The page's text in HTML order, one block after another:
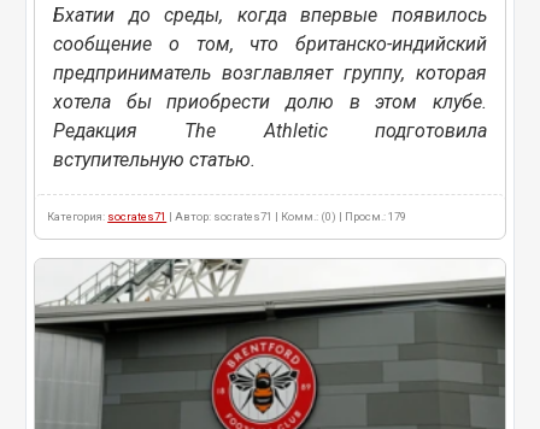
Бхатии до среды, когда впервые появилось
сообщение о том, что британско-индийский
предприниматель возглавляет группу, которая
хотела бы приобрести долю в этом клубе.
Редакция The Athletic подготовила
вступительную статью.
Категория: socrates71 | Автор: socrates71 | Комм.: (0) | Просм.: 179